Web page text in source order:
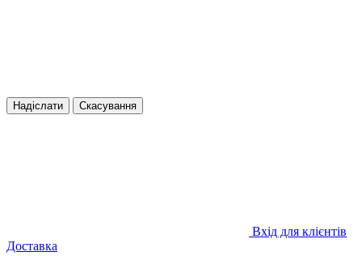
Надіслати Скасування
Вхід для клієнтів
Доставка